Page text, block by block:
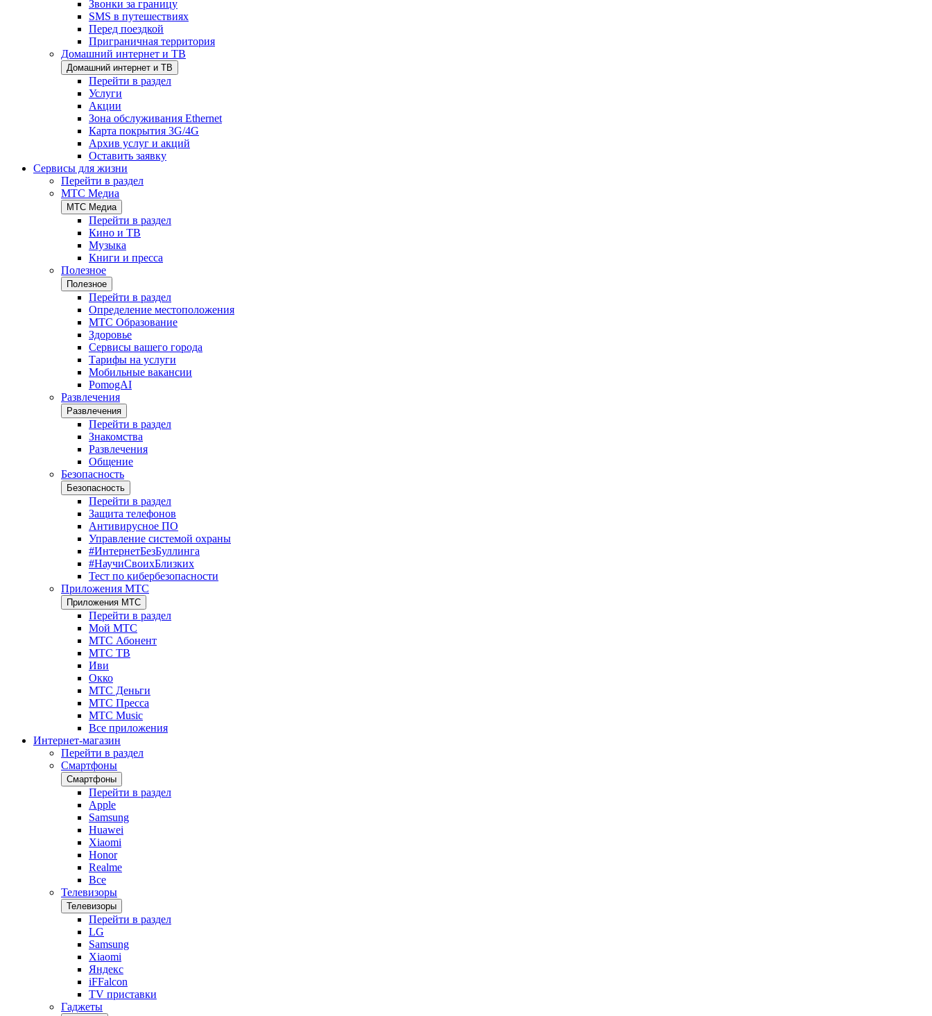
Звонки за границу
SMS в путешествиях
Перед поездкой
Приграничная территория
Домашний интернет и ТВ
Домашний интернет и ТВ
Перейти в раздел
Услуги
Акции
Зона обслуживания Ethernet
Карта покрытия 3G/4G
Архив услуг и акций
Оставить заявку
Сервисы для жизни
Перейти в раздел
МТС Медиа
МТС Медиа
Перейти в раздел
Кино и ТВ
Музыка
Книги и пресса
Полезное
Полезное
Перейти в раздел
Определение местоположения
МТС Образование
Здоровье
Сервисы вашего города
Тарифы на услуги
Мобильные вакансии
PomogAI
Развлечения
Развлечения
Перейти в раздел
Знакомства
Развлечения
Общение
Безопасность
Безопасность
Перейти в раздел
Защита телефонов
Антивирусное ПО
Управление системой охраны
#ИнтернетБезБуллинга
#НаучиСвоихБлизких
Тест по кибербезопасности
Приложения МТС
Приложения МТС
Перейти в раздел
Мой МТС
МТС Абонент
МТС ТВ
Иви
Окко
МТС Деньги
МТС Пресса
МТС Music
Все приложения
Интернет-магазин
Перейти в раздел
Смартфоны
Смартфоны
Перейти в раздел
Apple
Samsung
Huawei
Xiaomi
Honor
Realme
Все
Телевизоры
Телевизоры
Перейти в раздел
LG
Samsung
Xiaomi
Яндекс
iFFalcon
TV приставки
Гаджеты